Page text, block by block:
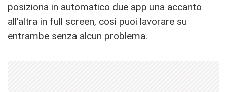
posiziona in automatico due app una accanto
all’altra in full screen, così puoi lavorare su
entrambe senza alcun problema.